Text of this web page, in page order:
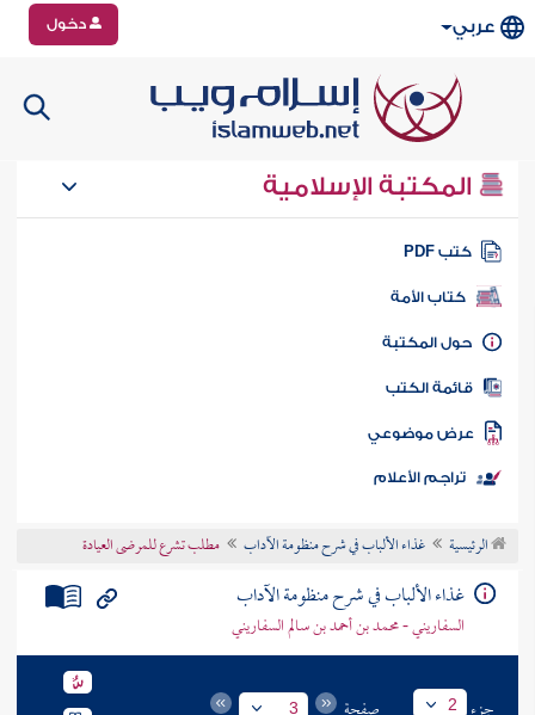
عربي دخول
المكتبة الإسلامية
كتب PDF
كتاب الأمة
المكتبة
الكتب
موضوعي
تراجم الأعلام
الرئيسية غذاء الألباب في شرح منظومة الآداب مطلب تشرع للمرضى العيادة
غذاء الألباب في شرح منظومة الآداب
السفاريني - محمد بن أحمد بن سالم السفاريني
2
3